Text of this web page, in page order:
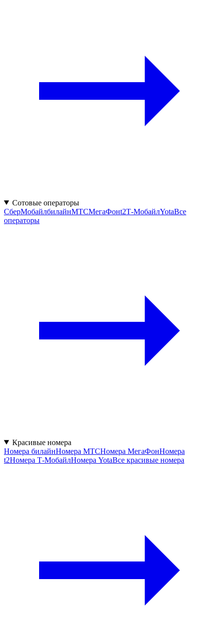
Сотовые операторы
СберМобайлбилайнМТСМегаФонt2Т-МобайлYotaВсе
операторы
Красивые номера
Номера билайнНомера МТСНомера МегаФонНомера
t2Номера Т-МобайлНомера YotaВсе красивые номера